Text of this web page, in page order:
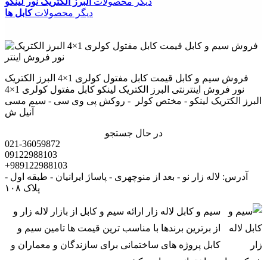
دیگر محصولاتکابل ها
فروش سیم و کابل قیمت کابل مفتول کولری 1×4 البرز الکتریک
نور فروش اینترنتی البرز الکتریک لینکو کابل مفتول کولری 1×4
البرز الکتریک لینکو - مختص کولر - روکش پی وی سی - سیم مسی
آنیل ش
در حال جستجو
021-36059872
09122988103
+989122988103
آدرس: لاله زار نو - بعد از منوچهری - پاساژ ایرانیان - طبقه اول -
پلاک ۱۰۸
سیم و کابل لاله زار ارائه سیم و کابل از بازار لاله زار و
از برترین برندها با مناسب ترین قیمت ها تامین سیم و
کابل پروژه های ساختمانی برای سازندگان و معماران و